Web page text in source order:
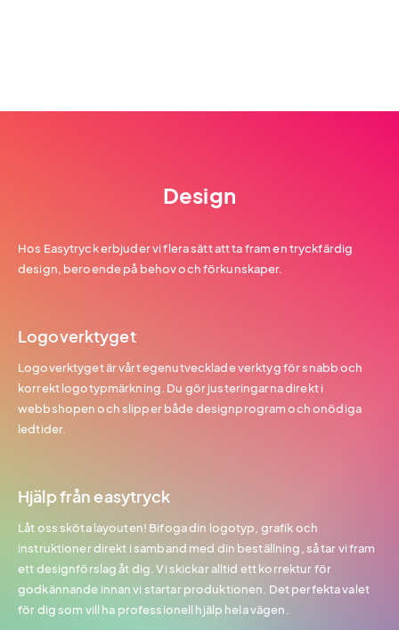
Design
Hos Easytryck erbjuder vi flera sätt att ta fram en tryckfärdig
design, beroende på behov och förkunskaper.
Logoverktyget
Logoverktyget är vårt egenutvecklade verktyg för snabb och
korrekt logotypmärkning. Du gör justeringarna direkt i
webbshopen och slipper både designprogram och onödiga
ledtider.
Hjälp från easytryck
Låt oss sköta layouten! Bifoga din logotyp, grafik och
instruktioner direkt i samband med din beställning, så tar vi fram
ett designförslag åt dig. Vi skickar alltid ett korrektur för
godkännande innan vi startar produktionen. Det perfekta valet
för dig som vill ha professionell hjälp hela vägen.